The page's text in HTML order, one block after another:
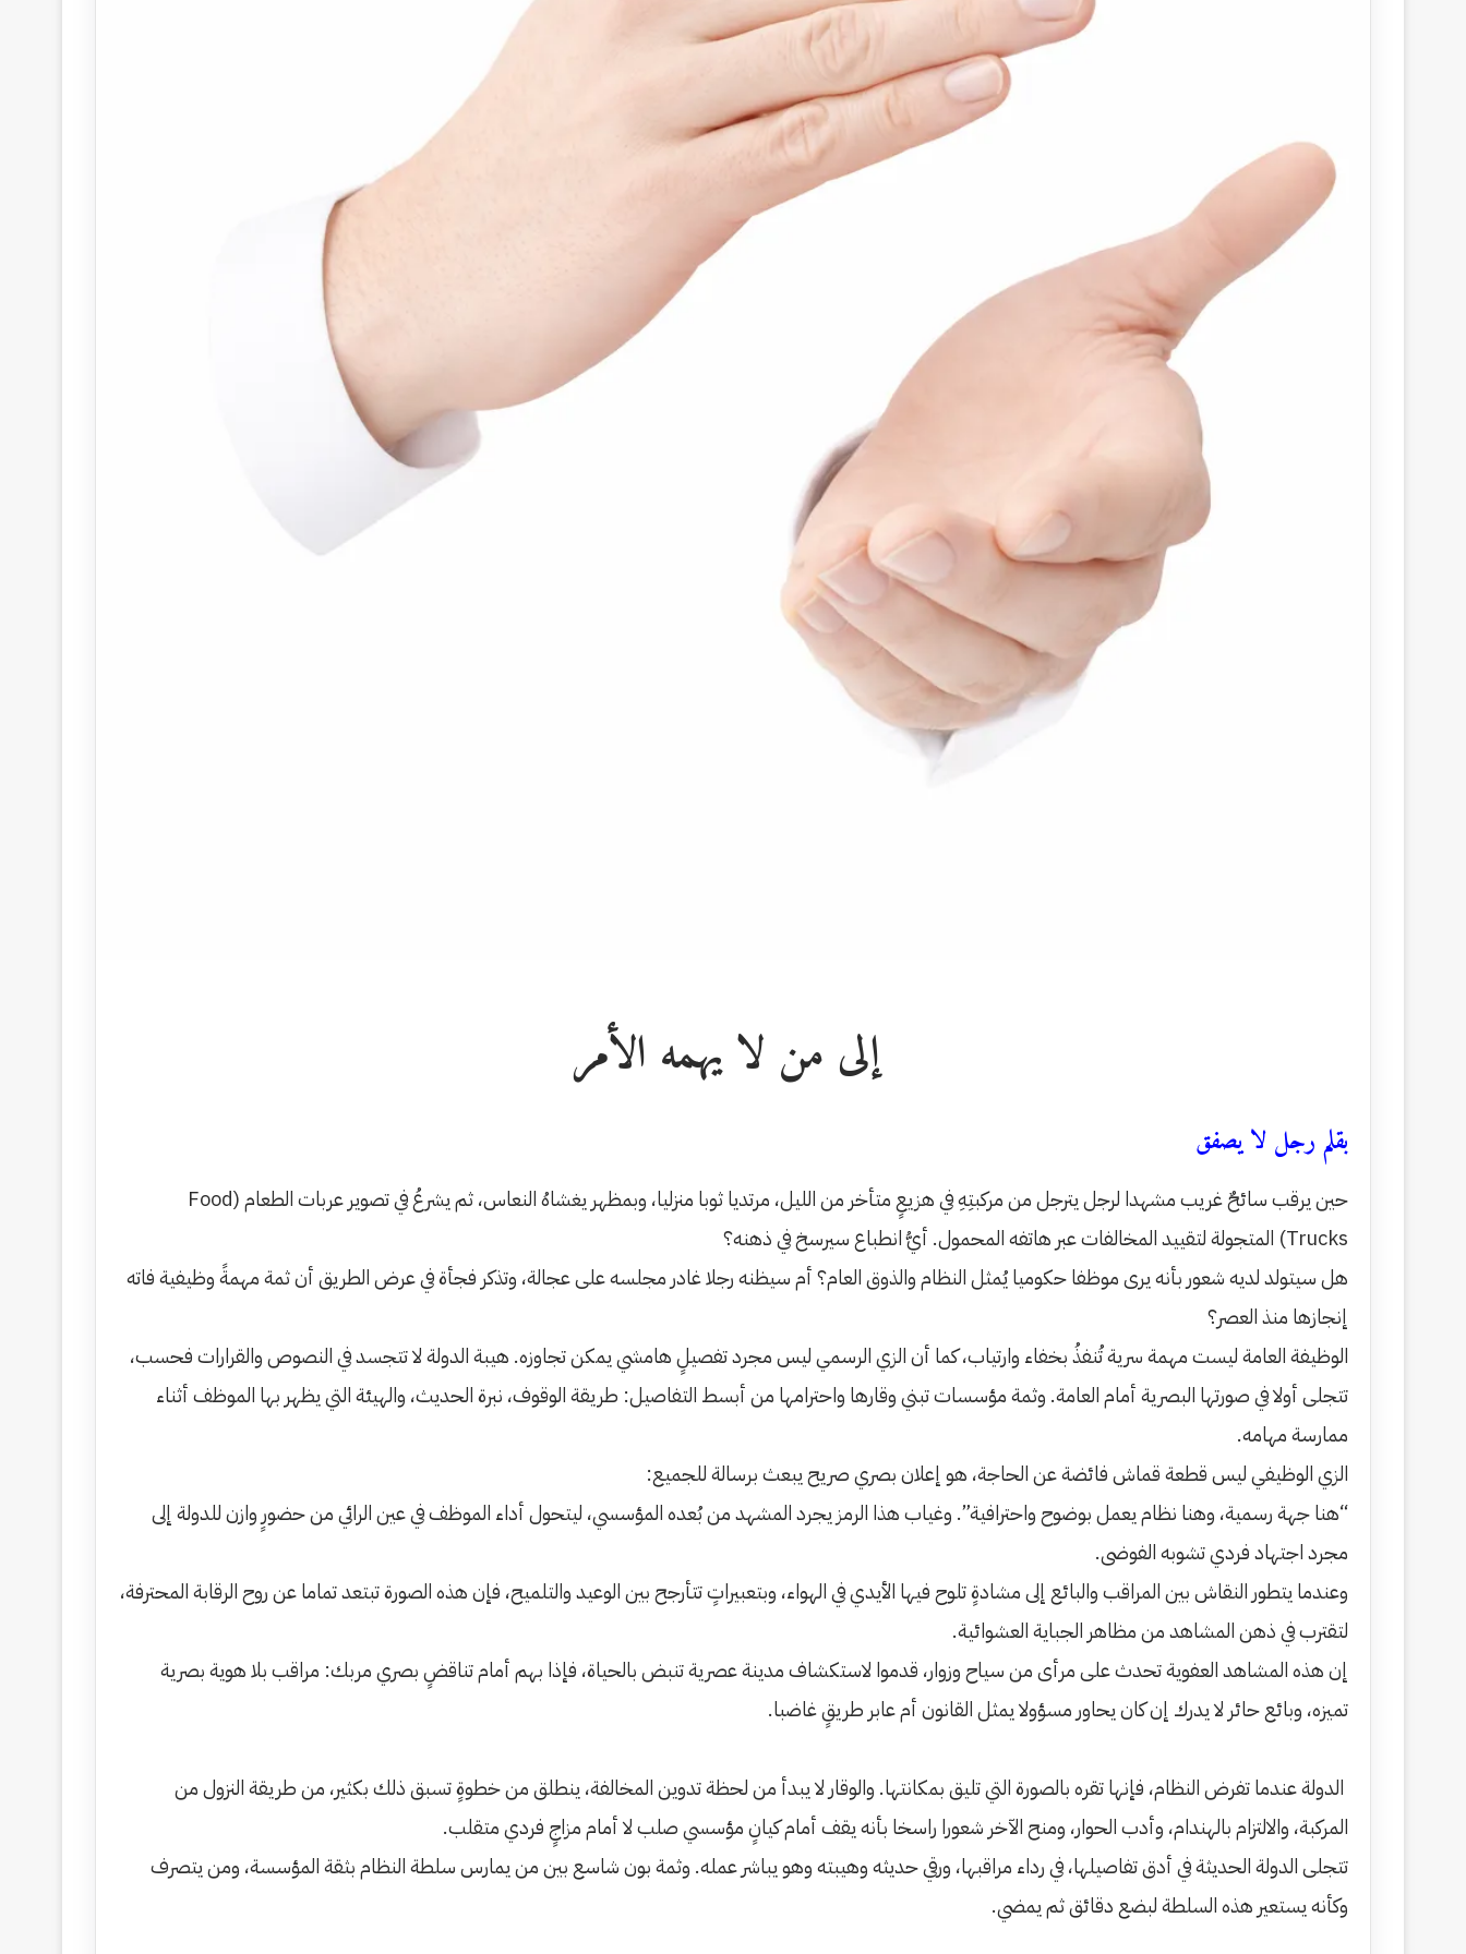
إلى من لا يهمه الأمر
بقلم رجل لا يصفق
​حين يرقب سائحٌ غريب مشهدا لرجل يترجل من مركبتِهِ في هزيعٍ متأخر من الليل، مرتديا ثوبا منزليا، وبمظهر يغشاهُ النعاس، ثم يشرعُ في تصوير عربات الطعام (Food
Trucks) المتجولة لتقييد المخالفات عبر هاتفه المحمول. أيُّ انطباع سيرسخ في ذهنه؟
​هل سيتولد لديه شعور بأنه يرى موظفا حكوميا يُمثل النظام والذوق العام؟ ​أم سيظنه رجلا غادر مجلسه على عجالة، وتذكر فجأة في عرض الطريق أن ثمة مهمةً وظيفية فاته
إنجازها منذ العصر؟
​الوظيفة العامة ليست مهمة سرية تُنفذُ بخفاء وارتياب، كما أن الزي الرسمي ليس مجرد تفصيلٍ هامشي يمكن تجاوزه. هيبة الدولة لا تتجسد في النصوص والقرارات فحسب،
تتجلى أولا في صورتها البصرية أمام العامة. وثمة مؤسسات تبني وقارها واحترامها من أبسط التفاصيل: طريقة الوقوف، نبرة الحديث، والهيئة التي يظهر بها الموظف أثناء
ممارسة مهامه.
​الزي الوظيفي ليس قطعة قماش فائضة عن الحاجة، هو إعلان بصري صريح يبعث برسالة للجميع:
“هنا جهة رسمية، وهنا نظام يعمل بوضوح واحترافية”. وغياب هذا الرمز يجرد المشهد من بُعده المؤسسي، ليتحول أداء الموظف في عين الرائي من حضورٍ وازن للدولة إلى
مجرد اجتهاد فردي تشوبه الفوضى.
​وعندما يتطور النقاش بين المراقب والبائع إلى مشادةٍ تلوح فيها الأيدي في الهواء، وبتعبيراتٍ تتأرجح بين الوعيد والتلميح، فإن هذه الصورة تبتعد تماما عن روح الرقابة المحترفة،
لتقترب في ذهن المشاهد من مظاهر الجباية العشوائية.
​إن هذه المشاهد العفوية تحدث على مرأى من سياح وزوار، قدموا لاستكشاف مدينة عصرية تنبض بالحياة، فإذا بهم أمام تناقضٍ بصري مربك: مراقب بلا هوية بصرية
تميزه، وبائع حائر لا يدرك إن كان يحاور مسؤولا يمثل القانون أم عابر طريقٍ غاضبا.
الدولة عندما تفرض النظام، فإنها تقره بالصورة التي تليق بمكانتها. والوقار لا يبدأ من لحظة تدوين المخالفة، ينطلق من خطوةٍ تسبق ذلك بكثير، من طريقة النزول من
المركبة، والالتزام بالهندام، وأدب الحوار، ومنح الآخر شعورا راسخا بأنه يقف أمام كيانٍ مؤسسي صلب لا أمام مزاجٍ فردي متقلب.
​تتجلى الدولة الحديثة في أدق تفاصيلها، في رداء مراقبها، ورقي حديثه وهيبته وهو يباشر عمله. وثمة بون شاسع بين من يمارس سلطة النظام بثقة المؤسسة، ومن يتصرف
وكأنه يستعير هذه السلطة لبضع دقائق ثم يمضي.